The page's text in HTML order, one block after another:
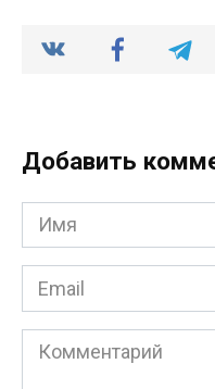
Добавить
Имя
*
Email
*
Комментарий